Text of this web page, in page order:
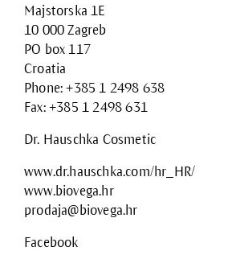
Majstorska 1E
10 000 Zagreb
PO box 117
Croatia
Phone: +385 1 2498 638
Fax: +385 1 2498 631
Dr. Hauschka Cosmetic
www.dr.hauschka.com/hr_HR/
www.biovega.hr
prodaja@biovega.hr
Facebook